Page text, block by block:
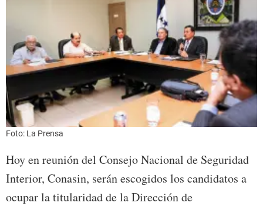
Foto: La Prensa
Hoy en reunión del Consejo Nacional de Seguridad
Interior, Conasin, serán escogidos los candidatos a
ocupar la titularidad de la Dirección de